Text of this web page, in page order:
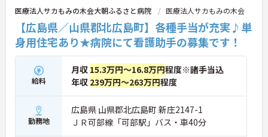
医療法人サカもみの木会大朝ふるさと病院 医療法人サカもみの木会
【広島県／山県郡北広島町】各種手当が充実♪単
身用住宅あり★病院にて看護助手の募集です！
給料
月収 15.3万円～16.8万円程度※諸手当込
年収 239万円～263万円程度
勤務地
広島県 山県郡北広島町 新庄2147-1
ＪＲ可部線「可部駅」バス・車40分